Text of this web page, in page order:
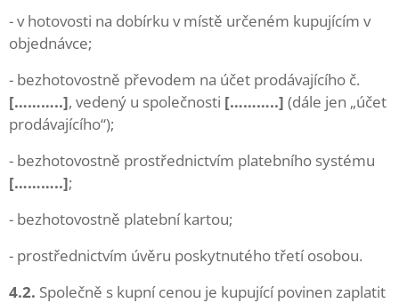
- v hotovosti na dobírku v místě určeném kupujícím v
objednávce;
- bezhotovostně převodem na účet prodávajícího č.
[………..], vedený u společnosti [………..] (dále jen „účet
prodávajícího“);
- bezhotovostně prostřednictvím platebního systému
[………..];
- bezhotovostně platební kartou;
- prostřednictvím úvěru poskytnutého třetí osobou.
4.2. Společně s kupní cenou je kupující povinen zaplatit